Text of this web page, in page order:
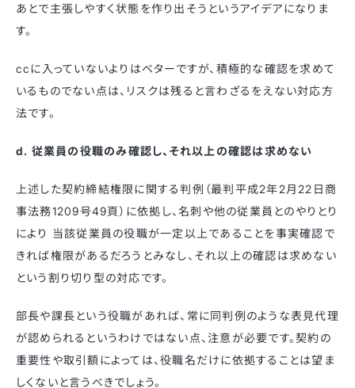
あとで主張しやすく状態を作り出そうというアイデアになりま
す。
ccに入っていないよりはベターですが、積極的な確認を求めて
いるものでない点は、リスクは残ると言わざるをえない対応方
法です。
d. 従業員の役職のみ確認し、それ以上の確認は求めない
上述した契約締結権限に関する判例（最判平成2年2月22日商
事法務1209号49頁）に依拠し、名刺や他の従業員とのやりとり
により 当該従業員の役職が一定以上であることを事実確認で
きれば権限があるだろうとみなし、それ以上の確認は求めない
という割り切り型の対応です。
部長や課長という役職があれば、常に同判例のような表見代理
が認められるというわけではない点、注意が必要です。契約の
重要性や取引額によっては、役職名だけに依拠することは望ま
しくないと言うべきでしょう。